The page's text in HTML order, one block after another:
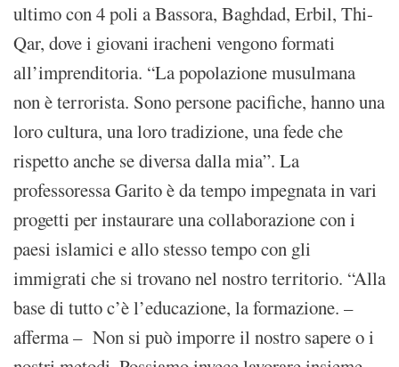
ultimo con 4 poli a Bassora, Baghdad, Erbil, Thi-
Qar, dove i giovani iracheni vengono formati
all’imprenditoria. “La popolazione musulmana
non è terrorista. Sono persone pacifiche, hanno una
loro cultura, una loro tradizione, una fede che
rispetto anche se diversa dalla mia”. La
professoressa Garito è da tempo impegnata in vari
progetti per instaurare una collaborazione con i
paesi islamici e allo stesso tempo con gli
immigrati che si trovano nel nostro territorio. “Alla
base di tutto c’è l’educazione, la formazione. –
afferma – Non si può imporre il nostro sapere o i